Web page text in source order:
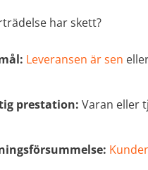
har skett?
Leveransen är sen
prestation: Varan eller